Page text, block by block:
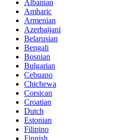
Albanian
Amharic
Armenian
Azerbaijani
Belarusian
Bengali
Bosnian
Bulgarian
Cebuano
Chichewa
Corsican
Croatian
Dutch
Estonian
Filipino
Finnish